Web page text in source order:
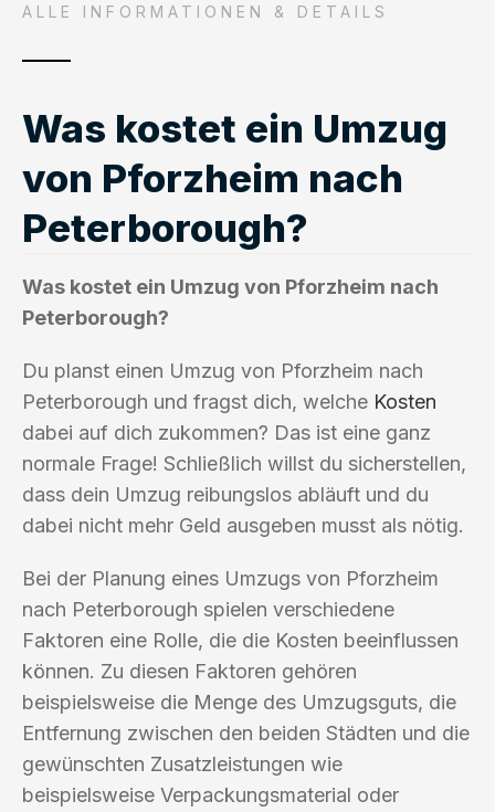
ALLE INFORMATIONEN & DETAILS
Was kostet ein Umzug
von Pforzheim nach
Peterborough?
Was kostet ein Umzug von Pforzheim nach
Peterborough?
Du planst einen Umzug von Pforzheim nach
Peterborough und fragst dich, welche Kosten
dabei auf dich zukommen? Das ist eine ganz
normale Frage! Schließlich willst du sicherstellen,
dass dein Umzug reibungslos abläuft und du
dabei nicht mehr Geld ausgeben musst als nötig.
Bei der Planung eines Umzugs von Pforzheim
nach Peterborough spielen verschiedene
Faktoren eine Rolle, die die Kosten beeinflussen
können. Zu diesen Faktoren gehören
beispielsweise die Menge des Umzugsguts, die
Entfernung zwischen den beiden Städten und die
gewünschten Zusatzleistungen wie
beispielsweise Verpackungsmaterial oder